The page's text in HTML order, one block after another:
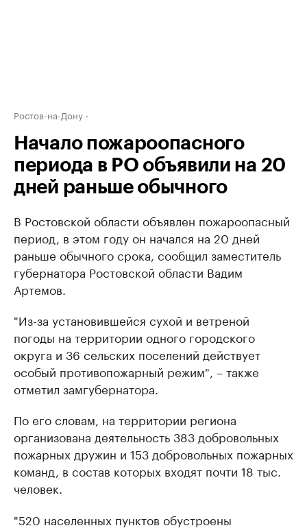
Ростов-на-Дону
Начало пожароопасного
периода в РО объявили на 20
дней раньше обычного
В Ростовской области объявлен пожароопасный
период, в этом году он начался на 20 дней
раньше обычного срока, сообщил заместитель
губернатора Ростовской области Вадим
Артемов.
"Из-за установившейся сухой и ветреной
погоды на территории одного городского
округа и 36 сельских поселений действует
особый противопожарный режим", – также
отметил замгубернатора.
По его словам, на территории региона
организована деятельность 383 добровольных
пожарных дружин и 153 добровольных пожарных
команд, в состав которых входят почти 18 тыс.
человек.
"520 населенных пунктов обустроены